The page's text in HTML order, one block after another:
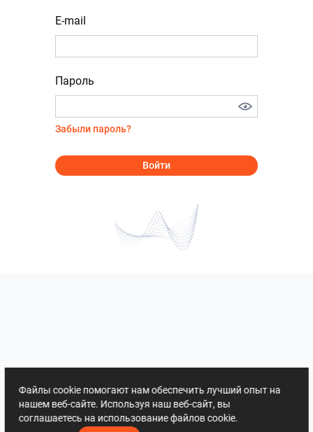
E-mail
Пароль
Забыли пароль?
Войти
Файлы cookie помогают нам обеспечить лучший опыт на
нашем веб-сайте. Используя наш веб-сайт, вы
соглашаетесь на использование файлов cookie.